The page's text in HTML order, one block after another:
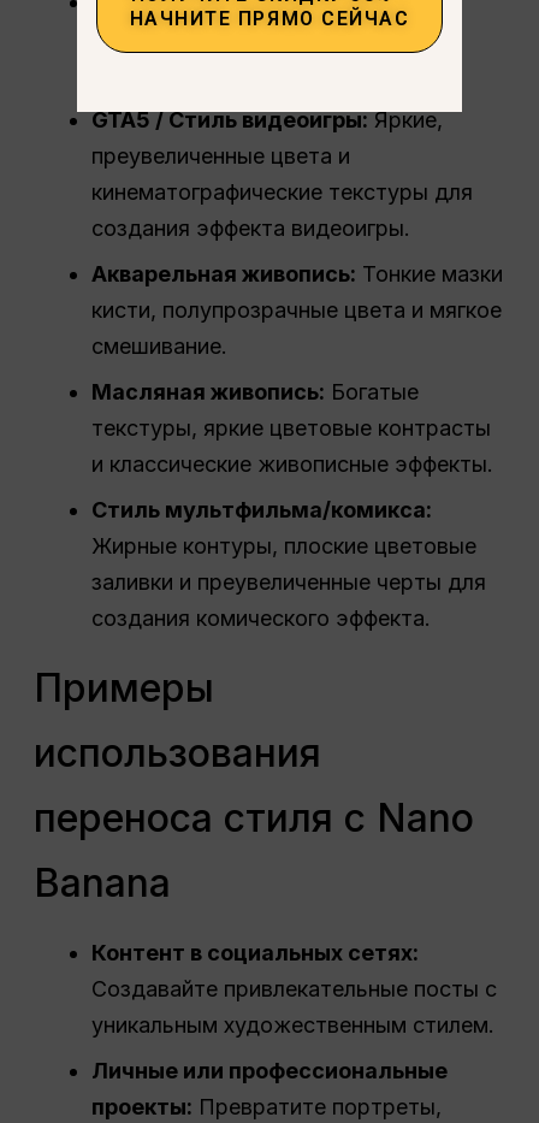
тона с причудливым освещением и
GTA5 / Стиль видеоигры:Яркие,
преувеличенные цвета и
кинематографические текстуры для
создания эффекта видеоигры.
Акварельная живопись: Тонкие мазки
кисти, полупрозрачные цвета и мягкое
смешивание.
Масляная живопись: Богатые
текстуры, яркие цветовые контрасты
и классические живописные эффекты.
Стиль мультфильма/комикса:
Жирные контуры, плоские цветовые
заливки и преувеличенные черты для
создания комического эффекта.
Примеры
использования
переноса стиля с Nano
Banana
Контент в социальных сетях:
Создавайте привлекательные посты с
уникальным художественным стилем.
Личные или профессиональные
проекты: Превратите портреты,
НАЧНИТЕ ПРЯМО СЕЙЧАС